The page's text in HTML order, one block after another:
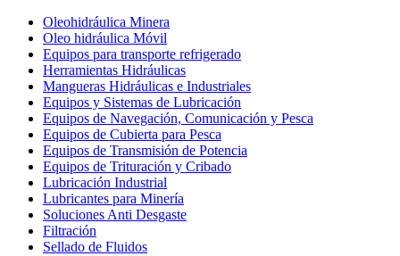
Oleohidráulica Minera
Oleo hidráulica Móvil
Equipos para transporte refrigerado
Herramientas Hidráulicas
Mangueras Hidráulicas e Industriales
Equipos y Sistemas de Lubricación
Equipos de Navegación, Comunicación y Pesca
Equipos de Cubierta para Pesca
Equipos de Transmisión de Potencia
Equipos de Trituración y Cribado
Lubricación Industrial
Lubricantes para Minería
Soluciones Anti Desgaste
Filtración
Sellado de Fluidos